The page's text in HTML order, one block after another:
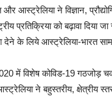
आस्ट्रेलिया ने विज्ञान,
प्रतिक्रिया को बढ़ावा
देने के लिये आस्ट्रेलिया-भारत
में विशेष कोविड-19 गठजोड़
ने बहुस्तरीय, क्षेत्रीय स्तर